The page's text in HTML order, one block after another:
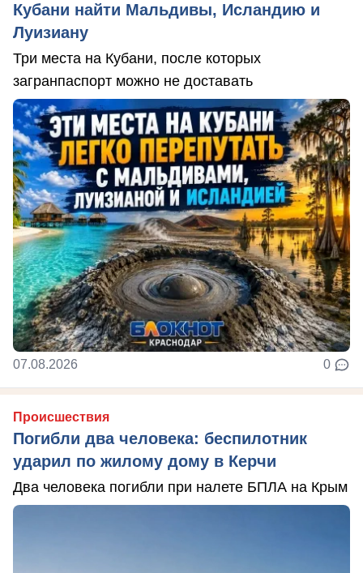
Кубани найти Мальдивы, Исландию и
Луизиану
Три места на Кубани, после которых
загранпаспорт можно не доставать
07.08.2026 0
Происшествия
Погибли два человека: беспилотник
ударил по жилому дому в Керчи
Два человека погибли при налете БПЛА на Крым